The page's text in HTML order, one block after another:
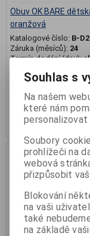
Obuv OK BARE
oranžová
Katalogové číslo: B-
Záruka (měsíců): 24
Termín dodání (dny):
dětská kotníková
1 455 Kč
Přidat do
Souhlas s
Na našem
které nám
personalizovat
Soubory
prohlížeči na
webová
přizpůsobit
Blokování
na vaši
také
na základě